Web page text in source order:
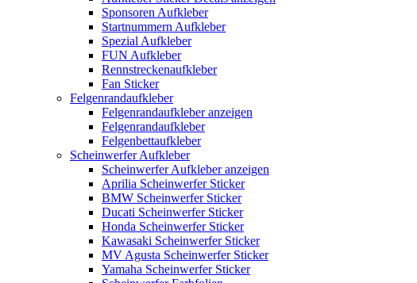
Sponsoren Aufkleber
Startnummern Aufkleber
Spezial Aufkleber
FUN Aufkleber
Rennstreckenaufkleber
Fan Sticker
Felgenrandaufkleber
Felgenrandaufkleber anzeigen
Felgenrandaufkleber
Felgenbettaufkleber
Scheinwerfer Aufkleber
Scheinwerfer Aufkleber anzeigen
Aprilia Scheinwerfer Sticker
BMW Scheinwerfer Sticker
Ducati Scheinwerfer Sticker
Honda Scheinwerfer Sticker
Kawasaki Scheinwerfer Sticker
MV Agusta Scheinwerfer Sticker
Yamaha Scheinwerfer Sticker